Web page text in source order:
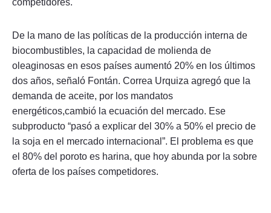
competidores.
De la mano de las políticas de la producción interna de
biocombustibles, la capacidad de molienda de
oleaginosas en esos países aumentó 20% en los últimos
dos años, señaló Fontán. Correa Urquiza agregó que la
demanda de aceite, por los mandatos
energéticos,cambió la ecuación del mercado. Ese
subproducto “pasó a explicar del 30% a 50% el precio de
la soja en el mercado internacional”. El problema es que
el 80% del poroto es harina, que hoy abunda por la sobre
oferta de los países competidores.